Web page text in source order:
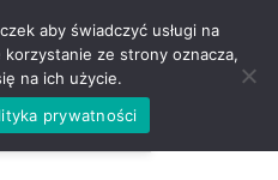
600 352 938
aby świadczyć usługi na
korzystanie ze strony oznacza,
na ich użycie.
prywatności